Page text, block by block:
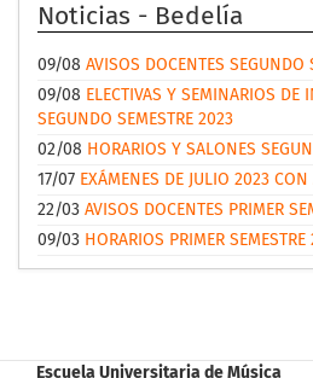
Noticias - Bedelía
09/08 AVISOS DOCENTES SEGUNDO
09/08 ELECTIVAS Y SEMINARIOS DE
SEGUNDO SEMESTRE 2023
02/08 HORARIOS Y SALONES
17/07 EXÁMENES DE JULIO 2023 CON
22/03 AVISOS DOCENTES PRIMER
09/03 HORARIOS PRIMER SEMESTRE
Escuela Universitaria de Música